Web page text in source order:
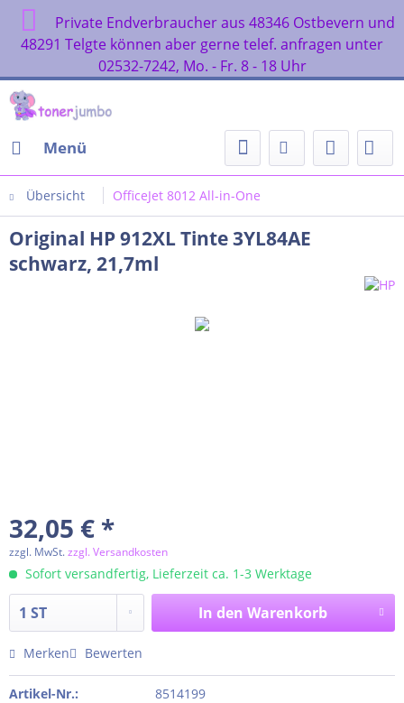
Private Endverbraucher aus 48346 Ostbevern und
48291 Telgte können aber gerne telef. anfragen unter
02532-7242, Mo. - Fr. 8 - 18 Uhr
Menü
Übersicht OfficeJet 8012 All-in-One
Original HP 912XL Tinte 3YL84AE
schwarz, 21,7ml
32,05 € *
zzgl. MwSt.zzgl. Versandkosten
Sofort versandfertig, Lieferzeit ca. 1-3 Werktage
In den Warenkorb
Merken Bewerten
Artikel-Nr.:
8514199